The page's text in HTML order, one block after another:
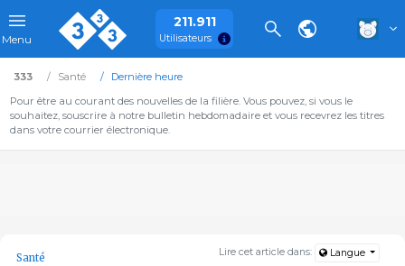
Menu
211.911
Utilisateurs
333 Santé
Dernière heure
Pour être au courant des nouvelles de la filière. Vous pouvez, si vous le
souhaitez, souscrire à notre bulletin hebdomadaire et vous recevrez les titres
dans votre courrier électronique.
Lire cet article dans: Langue
Santé